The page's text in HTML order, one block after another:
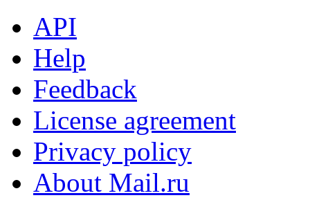
API
Help
Feedback
License agreement
Privacy policy
About Mail.ru